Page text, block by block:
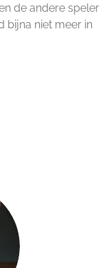
de andere speler
bijna niet meer in